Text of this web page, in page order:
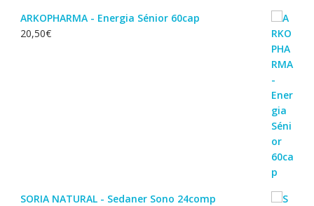
ARKOPHARMA - Energia Sénior 60cap
20,50€
SORIA NATURAL - Sedaner Sono 24comp